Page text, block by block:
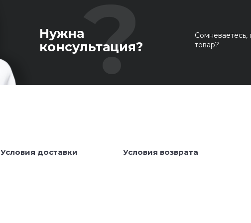
Нужна
консультация?
Сомневаетесь,
товар?
Условия доставки Условия возврата